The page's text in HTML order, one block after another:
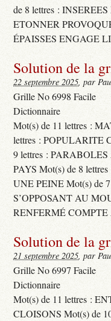
de 8 lettres :
ETONNER
ÉPAISSES ENGAGE
Solution de la
22 septembre 2025, par
Grille No 6998 Facile
Dictionnaire
Mot(s) de 11 lettres :
lettres : POPULARITE
9 lettres :
PAYS Mot(s) de 8
UNE PEINE Mot(s) de
S’OPPOSANT AU
RENFERMÉ
Solution de la
21 septembre 2025, par
Grille No 6997 Facile
Dictionnaire
Mot(s) de 11 lettres :
CLOISONS Mot(s) de